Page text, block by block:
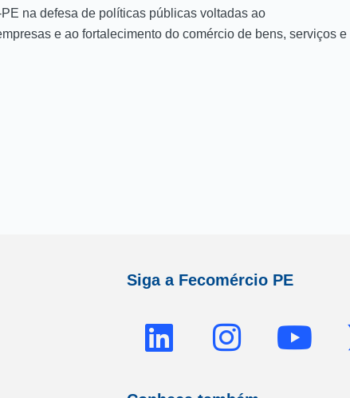
na defesa de políticas públicas voltadas ao
e ao fortalecimento do comércio de bens, serviços e
Siga a Fecomércio PE
L
i
n
I
n
s
Y
o